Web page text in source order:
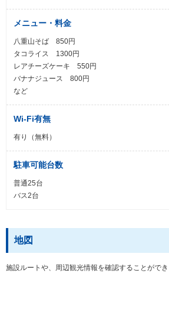
メニュー・料金
八重山そば 850円
タコライス 1300円
レアチーズケーキ 550円
バナナジュース 800円
など
Wi-Fi有無
有り（無料）
駐車可能台数
普通25台
バス2台
地図
施設ルートや、周辺観光情報を確認することができ